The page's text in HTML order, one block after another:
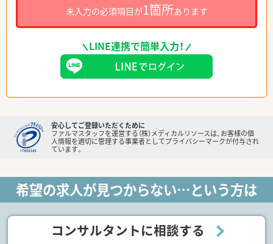
未入力の必須項目が1箇所あります
LINE連携で簡単入力！
安心してご登録いただくために
ファルマスタッフを運営する（株）メディカルリソースは、お客様の個
人情報を適切に管理する事業者としてプライバシーマークが付与され
ています。
希望の求人が見つからない…という方は
コンサルタントに相談する